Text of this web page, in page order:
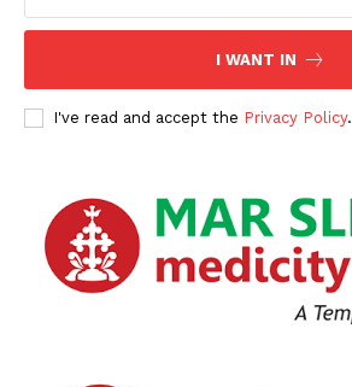
I WANT IN
I've read and accept the Privacy Policy.